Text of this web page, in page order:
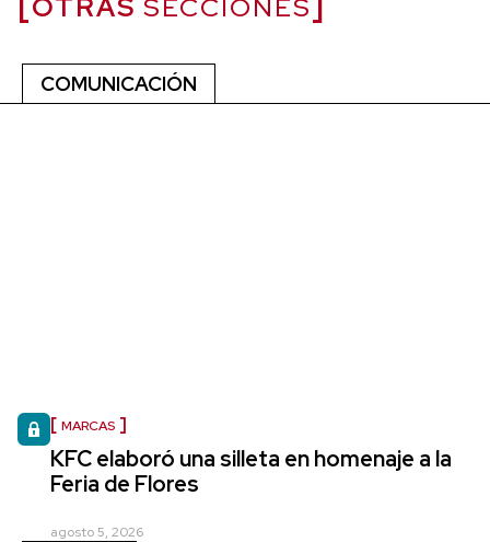
OTRAS SECCIONES
COMUNICACIÓN
MARCAS
KFC elaboró una silleta en homenaje a la
Feria de Flores
agosto 5, 2026